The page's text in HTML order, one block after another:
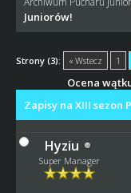
Juniorów!
Strony (3): « Wstecz 1
Ocena
Zapisy na XIII sezon
Hyziu
Super Manager